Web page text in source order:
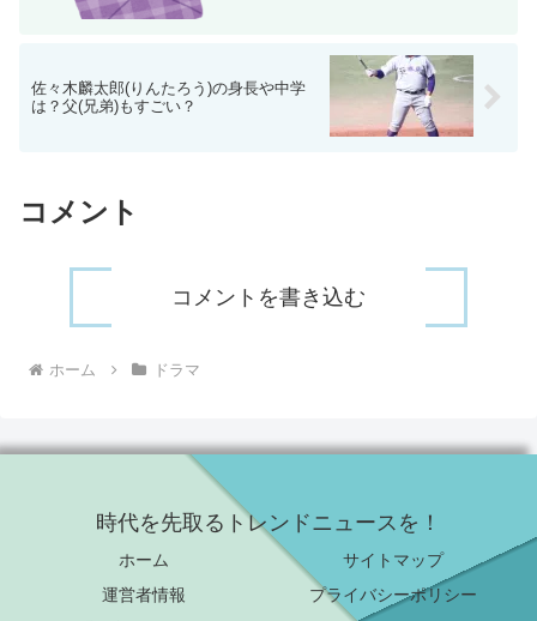
佐々木麟太郎(りんたろう)の身長や中学
は？父(兄弟)もすごい？
コメント
コメントを書き込む
ホーム ドラマ
時代を先取るトレンドニュースを！
ホーム
サイトマップ
運営者情報
プライバシーポリシー